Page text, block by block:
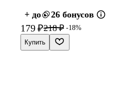
+ до 26 бонусов
179 ₽218 ₽ -18%
Купить